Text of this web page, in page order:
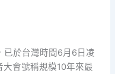
已於台灣時間6月6日凌
會號稱規模10年來最